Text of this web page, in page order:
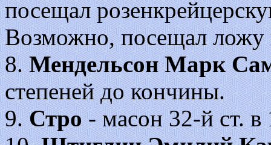
посещал
Возможно, посещал
8.Мендельсон Марк
степеней до кончины.
9.Стро- масон 32-й ст. в